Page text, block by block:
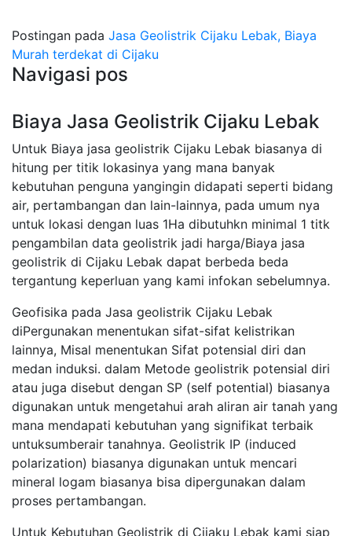
Postingan pada Jasa Geolistrik Cijaku Lebak, Biaya
Murah terdekat di Cijaku
Navigasi pos
Biaya Jasa Geolistrik Cijaku Lebak
Untuk Biaya jasa geolistrik Cijaku Lebak biasanya di
hitung per titik lokasinya yang mana banyak
kebutuhan penguna yangingin didapati seperti bidang
air, pertambangan dan lain-lainnya, pada umum nya
untuk lokasi dengan luas 1Ha dibutuhkn minimal 1 titk
pengambilan data geolistrik jadi harga/Biaya jasa
geolistrik di Cijaku Lebak dapat berbeda beda
tergantung keperluan yang kami infokan sebelumnya.
Geofisika pada Jasa geolistrik Cijaku Lebak
diPergunakan menentukan sifat-sifat kelistrikan
lainnya, Misal menentukan Sifat potensial diri dan
medan induksi. dalam Metode geolistrik potensial diri
atau juga disebut dengan SP (self potential) biasanya
digunakan untuk mengetahui arah aliran air tanah yang
mana mendapati kebutuhan yang signifikat terbaik
untuksumberair tanahnya. Geolistrik IP (induced
polarization) biasanya digunakan untuk mencari
mineral logam biasanya bisa dipergunakan dalam
proses pertambangan.
Untuk Kebutuhan Geolistrik di Cijaku Lebak kami siap